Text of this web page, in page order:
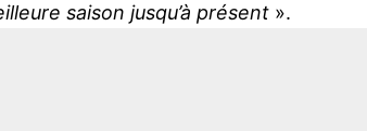
saison jusqu’à présent ».